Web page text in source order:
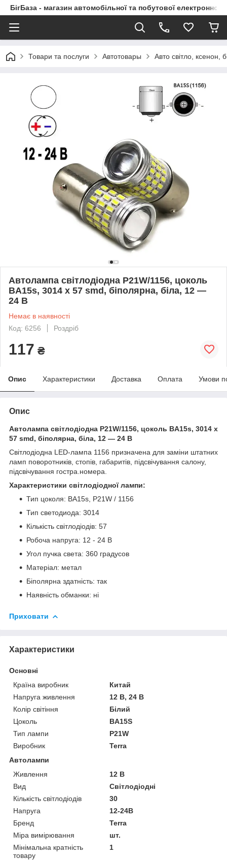
БігБаза - магазин автомобільної та побутової електронної
Товари та послуги Автотовары Авто світло, ксенон,
Автолампа світлодіодна P21W/1156, цоколь
BA15s, 3014 x 57 smd, біполярна, біла, 12 —
24 В
Немає в наявності
Код: 6256
Роздріб
117 ₴
Опис Характеристики Доставка Оплата Умови
Опис
Автолампа світлодіодна P21W/1156, цоколь BA15s, 3014 x
57 smd, біполярна, біла, 12 — 24 В
Світлодіодна LED-лампа 1156 призначена для заміни штатних
ламп поворотників, стопів, габаритів, підсвічування салону,
підсвічування гостра.номера.
Характеристики світлодіодної лампи:
Тип цоколя: BA15s, P21W / 1156
Тип светодиода: 3014
Кількість світлодіодів: 57
Робоча напруга: 12 - 24 В
Угол пучка света: 360 градусов
Матеріал: метал
Біполярна здатність: так
Наявність обманки: ні
Приховати
Характеристики
Основні
Країна виробник
Китай
Напруга живлення
12 В, 24 В
Колір світіння
Білий
Цоколь
BA15S
Тип лампи
P21W
Виробник
Terra
Автолампи
Живлення
12 В
Вид
Світлодіодні
Кількість світлодіодів
30
Напруга
12-24В
Бренд
Terra
Міра вимірювання
шт.
Мінімальна кратність
товару
1